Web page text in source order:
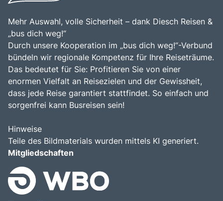
Kataloge
Kontakt
Mehr Auswahl, volle Sicherheit – dank Diesch Reisen &
„bus dich weg!“
Durch unsere Kooperation im „bus dich weg!“-Verbund
bündeln wir regionale Kompetenz für Ihre Reiseträume.
Das bedeutet für Sie: Profitieren Sie von einer
enormen Vielfalt an Reisezielen und der Gewissheit,
dass jede Reise garantiert stattfindet. So einfach und
sorgenfrei kann Busreisen sein!
Hinweise
Teile des Bildmaterials wurden mittels KI generiert.
Mitgliedschaften